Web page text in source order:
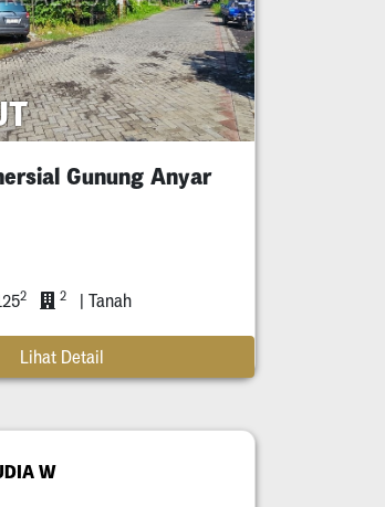
Gunung Anyar
2 2 | Tanah
Lihat Detail
W